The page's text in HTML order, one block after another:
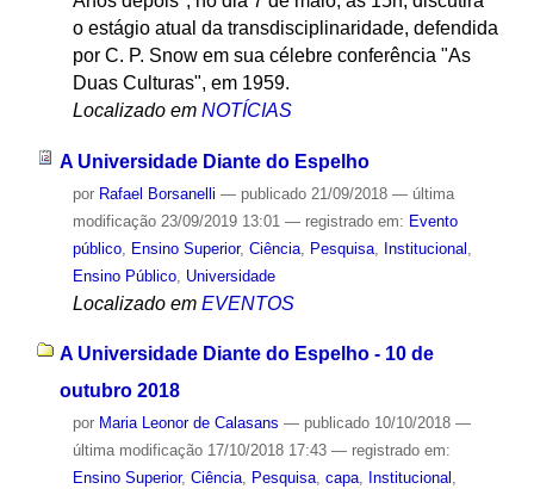
o estágio atual da transdisciplinaridade, defendida
por C. P. Snow em sua célebre conferência "As
Duas Culturas", em 1959.
Localizado em NOTÍCIAS
A Universidade Diante do Espelho
por Rafael Borsanelli — publicado21/09/2018 — última
modificação23/09/2019 13:01 — registrado em: Evento
público, Ensino Superior, Ciência, Pesquisa, Institucional
Ensino Público, Universidade
Localizado em EVENTOS
A Universidade Diante do Espelho - 10 de
outubro 2018
por Maria Leonor de Calasans — publicado10/10/2018 —
última modificação17/10/2018 17:43 — registrado em:
Ensino Superior, Ciência, Pesquisa, capa, Institucional ,